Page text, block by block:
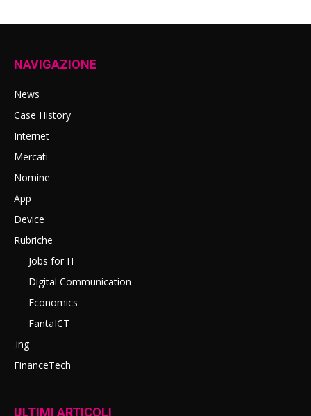
NAVIGAZIONE
News
Case History
Internet
Mercati
Nomine
App
Device
Rubriche
Jobs for IT
Digital Communication
Economics
FantaICT
.ing
FinanceTech
ULTIMI ARTICOLI